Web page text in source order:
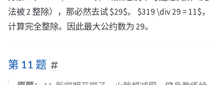
法被 2 整除），那必然去试 $29$。 $319 \div 29 = 11$，
计算完全整除。因此最大公约数为 29。
第 11 题